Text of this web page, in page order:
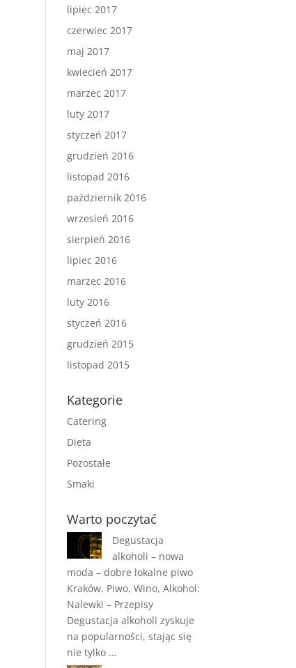
lipiec 2017
czerwiec 2017
maj 2017
kwiecień 2017
marzec 2017
luty 2017
styczeń 2017
grudzień 2016
listopad 2016
październik 2016
wrzesień 2016
sierpień 2016
lipiec 2016
marzec 2016
luty 2016
styczeń 2016
grudzień 2015
listopad 2015
Kategorie
Catering
Dieta
Pozostałe
Smaki
Warto poczytać
Degustacja
alkoholi – nowa
moda – dobre lokalne piwo
Kraków. Piwo, Wino, Alkohol:
Nalewki – Przepisy
Degustacja alkoholi zyskuje
na popularności, stając się
nie tylko …